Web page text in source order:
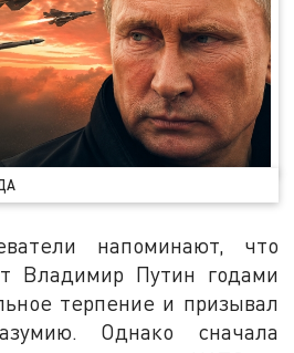
напоминают, что
Владимир Путин годами
терпение и призывал
Однако сначала